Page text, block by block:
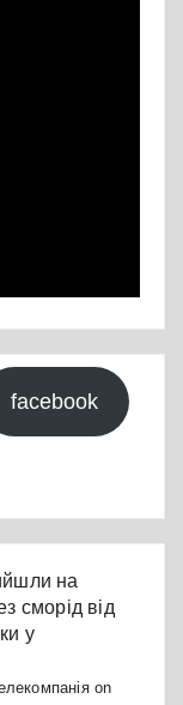
facebook
на
сморід від
у
on